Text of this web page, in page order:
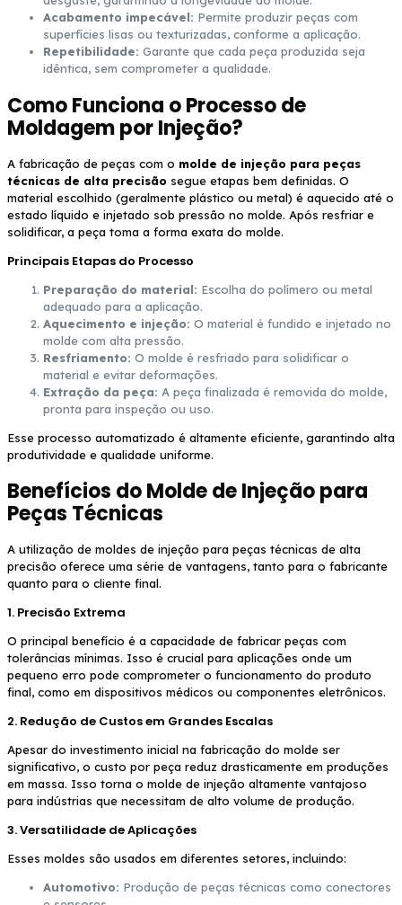
Acabamento impecável: Permite produzir peças com
superfícies lisas ou texturizadas, conforme a aplicação.
Repetibilidade: Garante que cada peça produzida seja
idêntica, sem comprometer a qualidade.
Como Funciona o Processo de
Moldagem por Injeção?
A fabricação de peças com o molde de injeção para peças
técnicas de alta precisão segue etapas bem definidas. O
material escolhido (geralmente plástico ou metal) é aquecido até o
estado líquido e injetado sob pressão no molde. Após resfriar e
solidificar, a peça toma a forma exata do molde.
Principais Etapas do Processo
Preparação do material: Escolha do polímero ou metal
adequado para a aplicação.
Aquecimento e injeção: O material é fundido e injetado no
molde com alta pressão.
Resfriamento: O molde é resfriado para solidificar o
material e evitar deformações.
Extração da peça: A peça finalizada é removida do molde,
pronta para inspeção ou uso.
Esse processo automatizado é altamente eficiente, garantindo alta
produtividade e qualidade uniforme.
Benefícios do Molde de Injeção para
Peças Técnicas
A utilização de moldes de injeção para peças técnicas de alta
precisão oferece uma série de vantagens, tanto para o fabricante
quanto para o cliente final.
1. Precisão Extrema
O principal benefício é a capacidade de fabricar peças com
tolerâncias mínimas. Isso é crucial para aplicações onde um
pequeno erro pode comprometer o funcionamento do produto
final, como em dispositivos médicos ou componentes eletrônicos.
2. Redução de Custos em Grandes Escalas
Apesar do investimento inicial na fabricação do molde ser
significativo, o custo por peça reduz drasticamente em produções
em massa. Isso torna o molde de injeção altamente vantajoso
para indústrias que necessitam de alto volume de produção.
3. Versatilidade de Aplicações
Esses moldes são usados em diferentes setores, incluindo:
Automotivo: Produção de peças técnicas como conectores